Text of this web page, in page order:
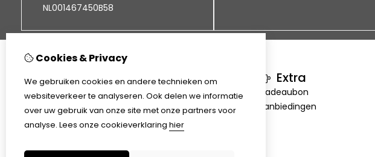
NL001467450B58
Informatie
Klantenservice
Bezorgen en afhalen
Disclaimer
Extra
Cadeaubon
Aanbiedingen
Cookies & Privacy
We gebruiken cookies en andere technieken om
websiteverkeer te analyseren. Ook delen we informatie
over uw gebruik van onze site met onze partners voor
analyse. Lees onze cookieverklaring hier